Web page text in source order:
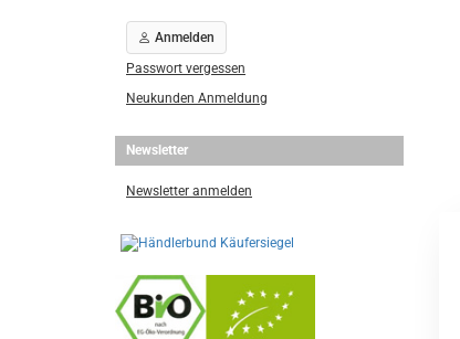
Anmelden
Passwort vergessen
Neukunden Anmeldung
Newsletter
Newsletter anmelden